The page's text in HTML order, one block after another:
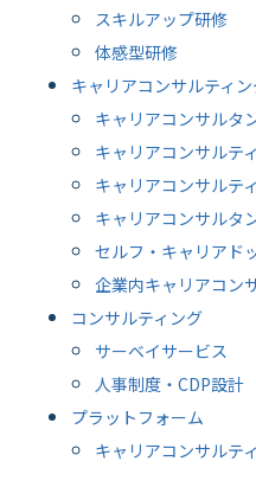
スキルアップ研修
体感型研修
キャリアコンサルティ
キャリアコンサルタ
キャリアコンサルテ
キャリアコンサルテ
キャリアコンサルタ
セルフ・キャリアド
企業内キャリアコン
コンサルティング
サーベイサービス
人事制度・CDP設計
プラットフォーム
キャリアコンサルテ